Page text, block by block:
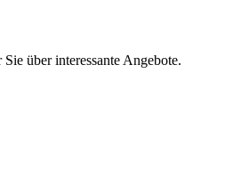
über interessante Angebote.